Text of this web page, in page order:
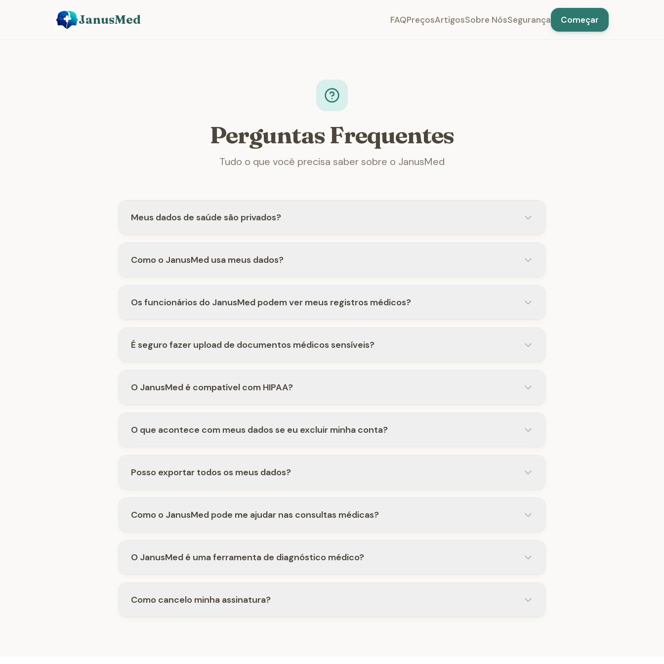
JanusMed FAQPreçosArtigosSobre NósSegurança Começar
Perguntas Frequentes
Tudo o que você precisa saber sobre o JanusMed
Meus dados de saúde são privados?
Como o JanusMed usa meus dados?
Os funcionários do JanusMed podem ver meus registros médicos?
É seguro fazer upload de documentos médicos sensíveis?
O JanusMed é compatível com HIPAA?
O que acontece com meus dados se eu excluir minha conta?
Posso exportar todos os meus dados?
Como o JanusMed pode me ajudar nas consultas médicas?
O JanusMed é uma ferramenta de diagnóstico médico?
Como cancelo minha assinatura?